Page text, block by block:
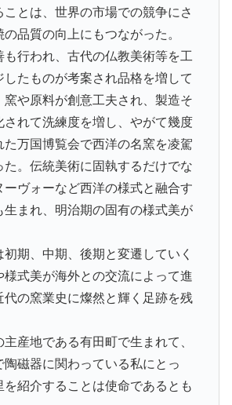
とは、世界の市場での競争にさ
の品質の向上にもつながった。
も行われ、古代の仏教美術等を工
したものが考案され品格を増して
窯や原料が創意工夫され、製造そ
されて洗練度を増し、やがて幾度
た万国博覧会で西洋の名窯を凌駕
た。伝統美術に固執するだけでな
ーヴォーなど西洋の様式と融合す
生まれ、明治期の固有の様式美が
期、中期、後期と変遷していく
様式美が海外との交流によって進
代の窯業史に燦然と輝く足跡を残
産地である有田町で生まれて、
陶磁器に関わっている私にとっ
を紹介することは使命であるとも